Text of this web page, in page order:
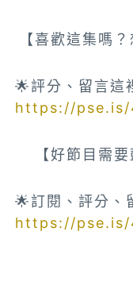
【喜歡這集嗎
🌟評分、留言這
https://pse.is/
【好節目需
🌟訂閱、評分、
https://pse.is/